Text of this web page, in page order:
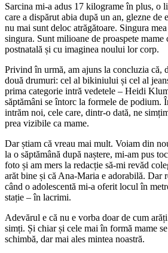
Sarcina mi-a adus 17 kilograme în plus, o
care a dispărut abia după un an, glezne de
nu mai sunt deloc atrăgătoare. Singura
singura. Sunt milioane de proaspete mame
postnatală și cu imaginea noului lor corp.
Privind în urmă, am ajuns la concluzia că,
două drumuri: cel al bikiniului și cel al
prima categorie intră vedetele – Heidi
săptămâni se întorc la formele de podium.
intrăm noi, cele care, dintr-o dată, ne
prea vizibile ca mame.
Dar știam că vreau mai mult. Voiam din
la o săptămână după naștere, mi-am pus
foto și am mers la redacție să-mi revăd
arăt bine și că Ana-Maria e adorabilă. Dar
când o adolescentă mi-a oferit locul în
stație – în lacrimi.
Adevărul e că nu e vorba doar de cum
simți. Și chiar și cele mai în formă mame
schimbă, dar mai ales mintea noastră.